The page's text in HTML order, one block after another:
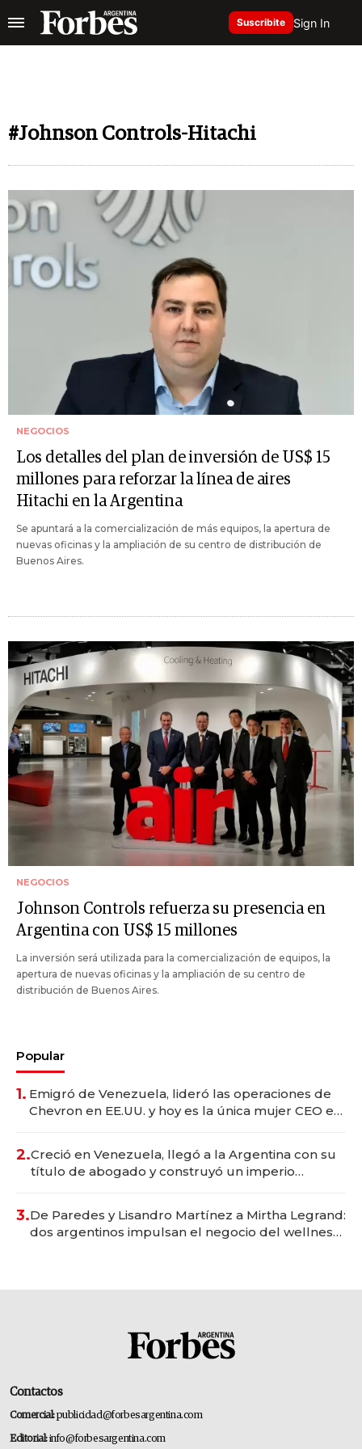
Suscribite Sign In
#Johnson Controls-Hitachi
NEGOCIOS
Los detalles del plan de inversión de US$ 15
millones para reforzar la línea de aires
Hitachi en la Argentina
Se apuntará a la comercialización de más equipos, la apertura de
nuevas oficinas y la ampliación de su centro de distribución de
Buenos Aires.
NEGOCIOS
Johnson Controls refuerza su presencia en
Argentina con US$ 15 millones
La inversión será utilizada para la comercialización de equipos, la
apertura de nuevas oficinas y la ampliación de su centro de
distribución de Buenos Aires.
Popular
1. Emigró de Venezuela, lideró las operaciones de
Chevron en EE.UU. y hoy es la única mujer CEO en
2.Creció en Venezuela, llegó a la Argentina con su
título de abogado y construyó un imperio
3.De Paredes y Lisandro Martínez a Mirtha Legrand:
dos argentinos impulsan el negocio del wellness
Contactos
Comercial:publicidad@forbesargentina.com
Editorial:info@forbesargentina.com